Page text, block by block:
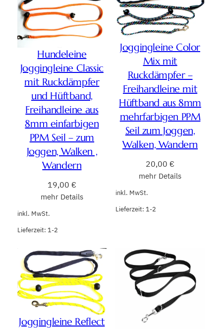
Hundeleine
Joggingleine Classic
mit Ruckdämpfer
und Hüftband,
Freihandleine aus
8mm einfarbigen
PPM Seil – zum
Joggen, Walken ,
Wandern
19,00 €
mehr Details
inkl. MwSt.
Lieferzeit: 1-2
Joggingleine Color
Mix mit
Ruckdämpfer –
Freihandleine mit
Hüftband aus 8mm
mehrfarbigen PPM
Seil zum Joggen,
Walken, Wandern
20,00 €
mehr Details
inkl. MwSt.
Lieferzeit: 1-2
Joggingleine Reflect